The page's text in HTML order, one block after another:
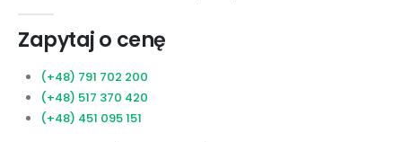
Zapytaj o cenę
(+48) 791 702 200
(+48) 517 370 420
(+48) 451 095 151